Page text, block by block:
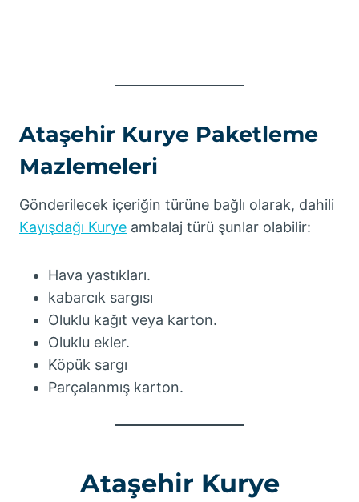
Ataşehir Kurye Paketleme
Mazlemeleri
Gönderilecek içeriğin türüne bağlı olarak, dahili
Kayışdağı Kurye ambalaj türü şunlar olabilir:
Hava yastıkları.
kabarcık sargısı
Oluklu kağıt veya karton.
Oluklu ekler.
Köpük sargı
Parçalanmış karton.
Ataşehir Kurye